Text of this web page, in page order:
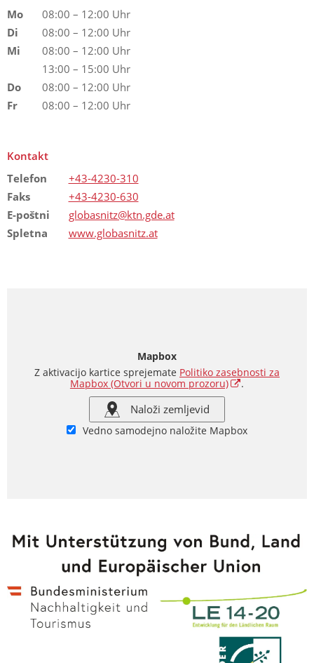
Mo
08:00 – 12:00 Uhr
Di
08:00 – 12:00 Uhr
Mi
08:00 – 12:00 Uhr
13:00 – 15:00 Uhr
Do
08:00 – 12:00 Uhr
Fr
08:00 – 12:00 Uhr
Kontakt
Telefon
+43-4230-310
Faks
+43-4230-630
E-poštni
globasnitz@ktn.gde.at
Spletna
www.globasnitz.at
Mapbox
Z aktivacijo kartice sprejemate Politiko zasebnosti za
Mapbox(Otvori u novom prozoru) .
Naloži zemljevid
Vedno samodejno naložite Mapbox